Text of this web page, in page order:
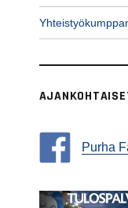
Purha